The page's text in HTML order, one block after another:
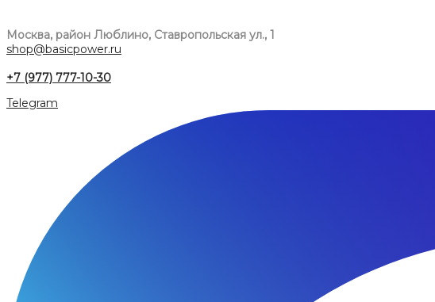
Москва, район Люблино, Ставропольская ул., 1
shop@basicpower.ru
+7 (977) 777-10-30
Telegram